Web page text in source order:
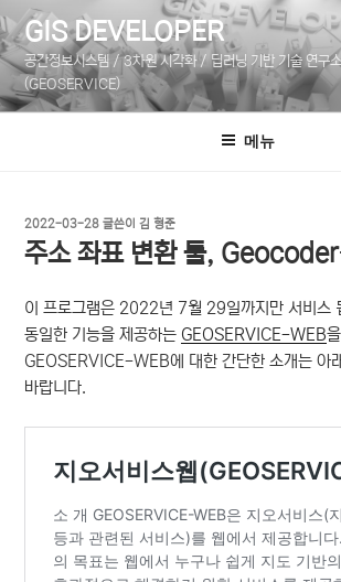
텐
츠
로
바
GIS DEVELOPER
공간정보시스템 / 3차원 시각화 / 딥러닝 기반 기술 연구
(GEOSERVICE)
메뉴
작
성
일
2022-03-28 글쓴이김 형준
주소 좌표 변환 툴,
이 프로그램은 2022년 7월 29일까지만 서비스
동일한 기능을 제공하는 GEOSERVICE-WEB
GEOSERVICE-WEB에 대한 간단한 소개는 아
바랍니다.